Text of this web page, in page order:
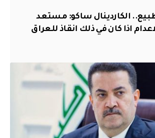
الكاردينال ساكو: مستعد
اذا كان في ذلك انقاذ للعراق